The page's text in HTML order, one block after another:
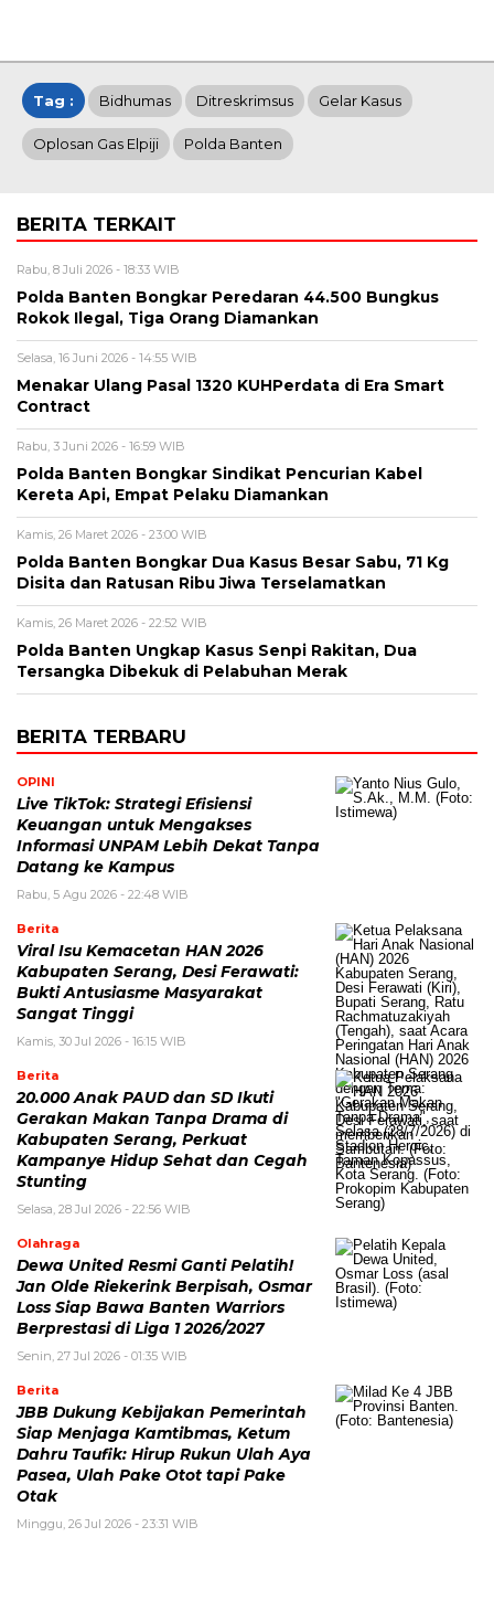
Tag : Bidhumas Ditreskrimsus Gelar Kasus
Oplosan Gas Elpiji Polda Banten
BERITA TERKAIT
Rabu, 8 Juli 2026 - 18:33 WIB
Polda Banten Bongkar Peredaran 44.500 Bungkus
Rokok Ilegal, Tiga Orang Diamankan
Selasa, 16 Juni 2026 - 14:55 WIB
Menakar Ulang Pasal 1320 KUHPerdata di Era Smart
Contract
Rabu, 3 Juni 2026 - 16:59 WIB
Polda Banten Bongkar Sindikat Pencurian Kabel
Kereta Api, Empat Pelaku Diamankan
Kamis, 26 Maret 2026 - 23:00 WIB
Polda Banten Bongkar Dua Kasus Besar Sabu, 71 Kg
Disita dan Ratusan Ribu Jiwa Terselamatkan
Kamis, 26 Maret 2026 - 22:52 WIB
Polda Banten Ungkap Kasus Senpi Rakitan, Dua
Tersangka Dibekuk di Pelabuhan Merak
BERITA TERBARU
OPINI
Live TikTok: Strategi Efisiensi
Keuangan untuk Mengakses
Informasi UNPAM Lebih Dekat Tanpa
Datang ke Kampus
Rabu, 5 Agu 2026 - 22:48 WIB
Berita
Viral Isu Kemacetan HAN 2026
Kabupaten Serang, Desi Ferawati:
Bukti Antusiasme Masyarakat
Sangat Tinggi
Kamis, 30 Jul 2026 - 16:15 WIB
Berita
20.000 Anak PAUD dan SD Ikuti
Gerakan Makan Tanpa Drama di
Kabupaten Serang, Perkuat
Kampanye Hidup Sehat dan Cegah
Stunting
Selasa, 28 Jul 2026 - 22:56 WIB
Olahraga
Dewa United Resmi Ganti Pelatih!
Jan Olde Riekerink Berpisah, Osmar
Loss Siap Bawa Banten Warriors
Berprestasi di Liga 1 2026/2027
Senin, 27 Jul 2026 - 01:35 WIB
Berita
JBB Dukung Kebijakan Pemerintah
Siap Menjaga Kamtibmas, Ketum
Dahru Taufik: Hirup Rukun Ulah Aya
Pasea, Ulah Pake Otot tapi Pake
Otak
Minggu, 26 Jul 2026 - 23:31 WIB